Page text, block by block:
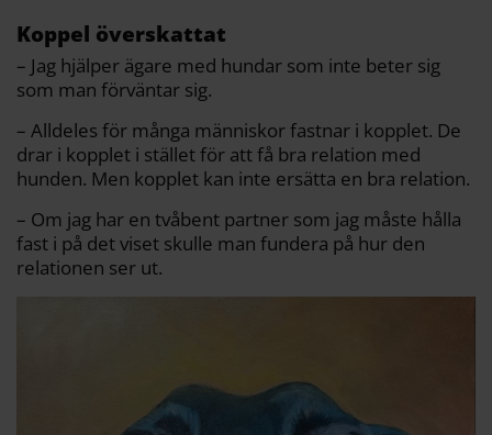
Koppel överskattat
– Jag hjälper ägare med hundar som inte beter sig
som man förväntar sig.
– Alldeles för många människor fastnar i kopplet. De
drar i kopplet i stället för att få bra relation med
hunden. Men kopplet kan inte ersätta en bra relation.
– Om jag har en tvåbent partner som jag måste hålla
fast i på det viset skulle man fundera på hur den
relationen ser ut.